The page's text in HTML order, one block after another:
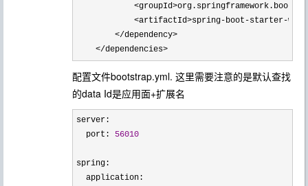
<groupId>org.springframework.boot</
<artifactId>spring-boot-starter-
        </dependency>
    </dependencies>
配置文件bootstrap.yml. 这里需要注意的是默认查找
的data Id是应用面+扩展名
server:
  port:
56010
spring:
  application: